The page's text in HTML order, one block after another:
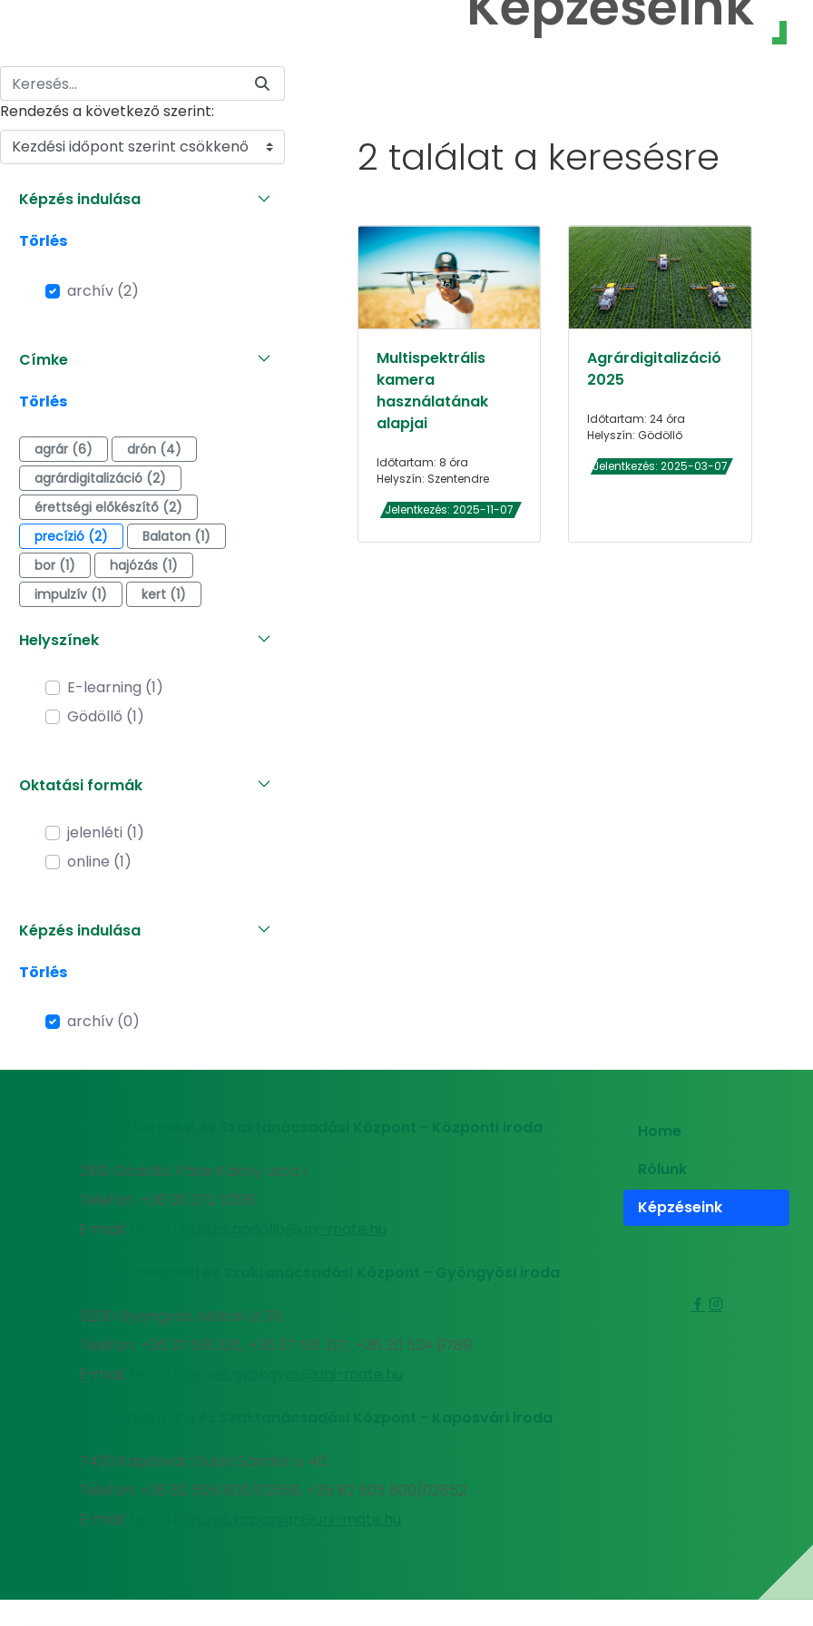
Rendezés a következő szerint:
Kezdési időpont szerint csökkenő
Képzés indulása
Törlés
archív (2)
Címke
Törlés
agrár (6)
drón (4)
agrárdigitalizáció (2)
érettségi előkészítő (2)
precízió (2)
Balaton (1)
bor (1)
hajózás (1)
impulzív (1)
kert (1)
Helyszínek
E-learning (1)
Gödöllő (1)
Oktatási formák
jelenléti (1)
online (1)
Képzés indulása
Törlés
archív (0)
2 találat a keresésre
Multispektrális
kamera
használatának
alapjai
Időtartam: 8 óra
Helyszín: Szentendre
Jelentkezés: 2025-11-07
Agrárdigitalizáció
2025
Időtartam: 24 óra
Helyszín: Gödöllő
Jelentkezés: 2025-03-07
2100 Gödöllő, Páter Károly utca 1.
Telefon: +36 30 272 0206
E-mail:
MATE Felnőttképzési és Szaktanácsadási Központ - Gyöngyösi iroda
3200 Gyöngyös, Mátrai út 36.
Telefon: +36 37 518 326, +36 37 518 327, +36 20 534 9789
E-mail:
7400 Kaposvár, Guba Sándor u. 40.
Telefon: +36 82 505 800/02656, +36 82 505 800/02652
E-mail:
Home
Rólunk
Képzéseink